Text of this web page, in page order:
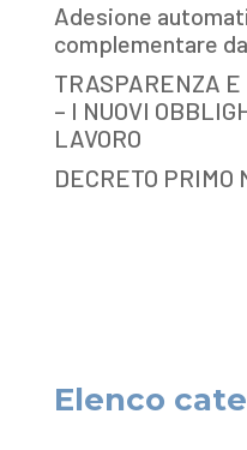
Adesione
complementare
TRASPARENZA E
– I NUOVI
LAVORO
DECRETO PRIMO
Elenco